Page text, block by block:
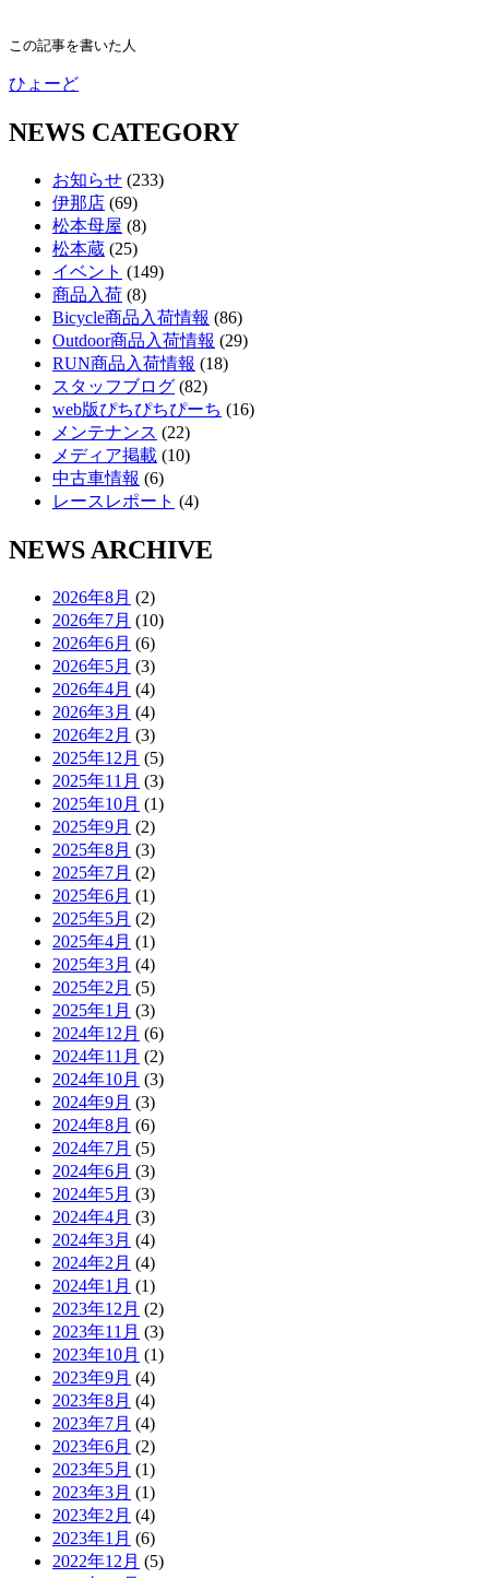
この記事を書いた人
ひょーど
NEWS CATEGORY
お知らせ (233)
伊那店 (69)
松本母屋 (8)
松本蔵 (25)
イベント (149)
商品入荷 (8)
Bicycle商品入荷情報 (86)
Outdoor商品入荷情報 (29)
RUN商品入荷情報 (18)
スタッフブログ (82)
web版ぴちぴちぴーち (16)
メンテナンス (22)
メディア掲載 (10)
中古車情報 (6)
レースレポート (4)
NEWS ARCHIVE
2026年8月 (2)
2026年7月 (10)
2026年6月 (6)
2026年5月 (3)
2026年4月 (4)
2026年3月 (4)
2026年2月 (3)
2025年12月 (5)
2025年11月 (3)
2025年10月 (1)
2025年9月 (2)
2025年8月 (3)
2025年7月 (2)
2025年6月 (1)
2025年5月 (2)
2025年4月 (1)
2025年3月 (4)
2025年2月 (5)
2025年1月 (3)
2024年12月 (6)
2024年11月 (2)
2024年10月 (3)
2024年9月 (3)
2024年8月 (6)
2024年7月 (5)
2024年6月 (3)
2024年5月 (3)
2024年4月 (3)
2024年3月 (4)
2024年2月 (4)
2024年1月 (1)
2023年12月 (2)
2023年11月 (3)
2023年10月 (1)
2023年9月 (4)
2023年8月 (4)
2023年7月 (4)
2023年6月 (2)
2023年5月 (1)
2023年3月 (1)
2023年2月 (4)
2023年1月 (6)
2022年12月 (5)